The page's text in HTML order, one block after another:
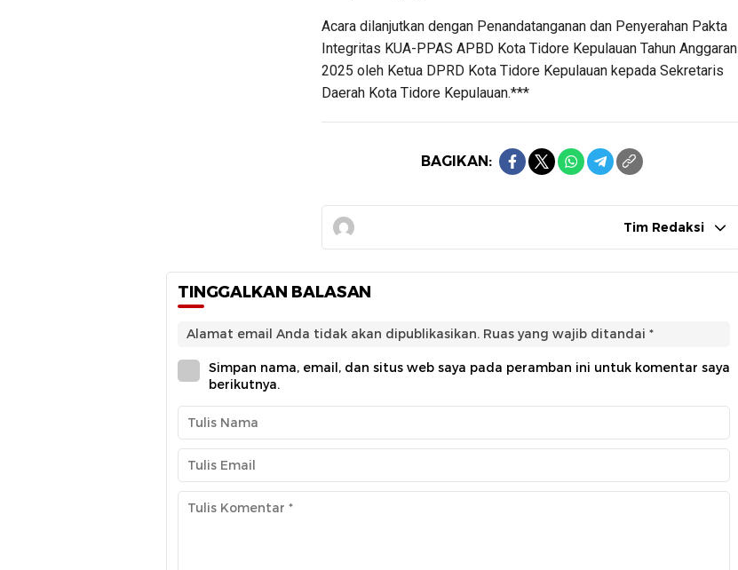
Acara dilanjutkan dengan Penandatanganan dan Penyerahan Pakta
Integritas KUA-PPAS APBD Kota Tidore Kepulauan Tahun Anggaran
2025 oleh Ketua DPRD Kota Tidore Kepulauan kepada Sekretaris
Daerah Kota Tidore Kepulauan.***
BAGIKAN:
Tim Redaksi
TINGGALKAN BALASAN
Alamat email Anda tidak akan dipublikasikan. Ruas yang wajib ditandai *
Simpan nama, email, dan situs web saya pada peramban ini untuk komentar saya
berikutnya.